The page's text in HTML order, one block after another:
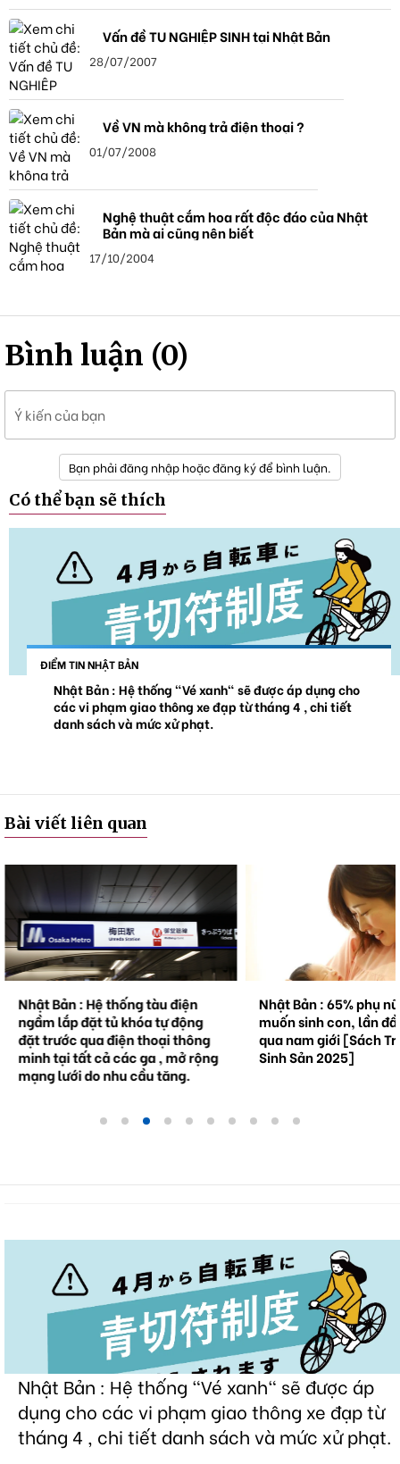
Vấn đề TU NGHIỆP SINH tại Nhật Bản
28/07/2007
Về VN mà không trả điện thoại ?
01/07/2008
Nghệ thuật cắm hoa rất độc đáo của Nhật
Bản mà ai cũng nên biết
17/10/2004
Bình luận (0)
Ý kiến của bạn
Bạn phải đăng nhập hoặc đăng ký để bình luận.
Có thể bạn sẽ thích
ĐIỂM TIN NHẬT BẢN
Nhật Bản : Hệ thống "Vé xanh" sẽ được áp dụng cho
các vi phạm giao thông xe đạp từ tháng 4 , chi tiết
danh sách và mức xử phạt.
Bài viết liên quan
Nhật Bản : Hệ thống tàu điện
ngầm lắp đặt tủ khóa tự động
đặt trước qua điện thoại thông
minh tại tất cả các ga , mở rộng
mạng lưới do nhu cầu tăng.
Nhật Bản : 65% phụ
muốn sinh con, lần
qua nam giới [Sách
Sinh Sản 2025]
Nhật Bản : Hệ thống "Vé xanh" sẽ được áp
dụng cho các vi phạm giao thông xe đạp từ
tháng 4 , chi tiết danh sách và mức xử phạt.